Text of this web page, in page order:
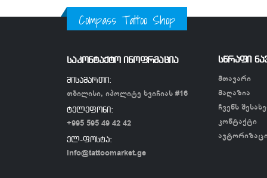
Compass Tattoo Shop
საკონტაქტო ინოფრმაცია
მისამართი:
თბილისი, იპოლიტე ხვიჩიას #16
ტელეფონი:
+995 595 49 42 42
ელ-ფოსტა:
info@tattoomarket.ge
სწრაფი
მთავარი
მაღაზია
ჩვენს
კონტაქტი